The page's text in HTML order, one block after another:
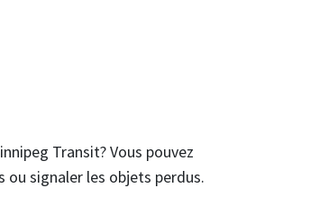
Transit? Vous pouvez
signaler les objets perdus.